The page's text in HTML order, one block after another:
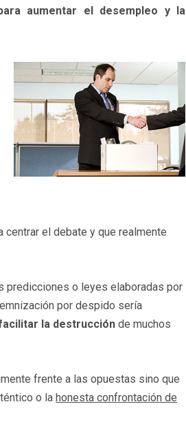
aumentar el desempleo y la
centrar el debate y que realmente
predicciones o leyes elaboradas por
por despido sería
la destrucción de muchos
frente a las opuestas sino que
o la honesta confrontación de